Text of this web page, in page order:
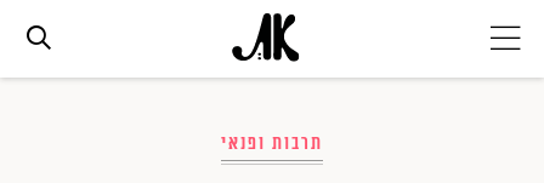
תרבות ופנאי